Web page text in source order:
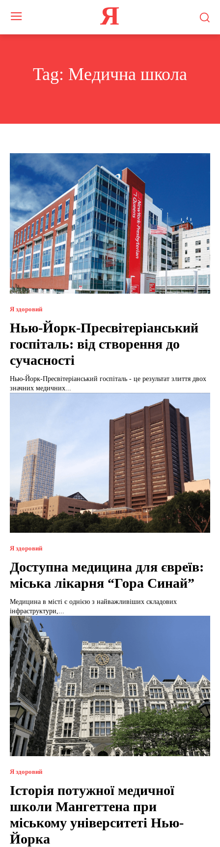
Я
Tag: Медична школа
Я здоровий
Нью-Йорк-Пресвітеріанський
госпіталь: від створення до
сучасності
Нью-Йорк-Пресвітеріанський госпіталь - це результат злиття двох
значних медичних...
Я здоровий
Доступна медицина для євреїв:
міська лікарня “Гора Синай”
Медицина в місті є однією з найважливіших складових
інфраструктури,...
Я здоровий
Історія потужної медичної
школи Мангеттена при
міському університеті Нью-
Йорка